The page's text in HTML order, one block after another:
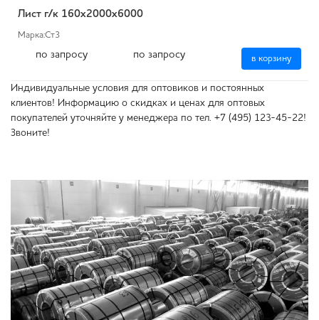
Лист г/к 160х2000х6000
Марка:Ст3
по запросу по запросу в корзину
Индивидуальные условия для оптовиков и постоянных
клиентов! Информацию о скидках и ценах для оптовых
покупателей уточняйте у менеджера по тел. +7 (495) 123-45-22!
Звоните!